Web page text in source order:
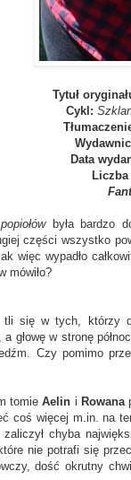
Tytuł
Cykl:
Data
była bardzo
części wszystko
więc wypadło
mówiło?
tli się w tych, którzy
a głowę w stronę
Czy pomimo
tomieAelin i Rowana
coś więcej m.in. na
chyba
nie potrafi się
dość okrutny